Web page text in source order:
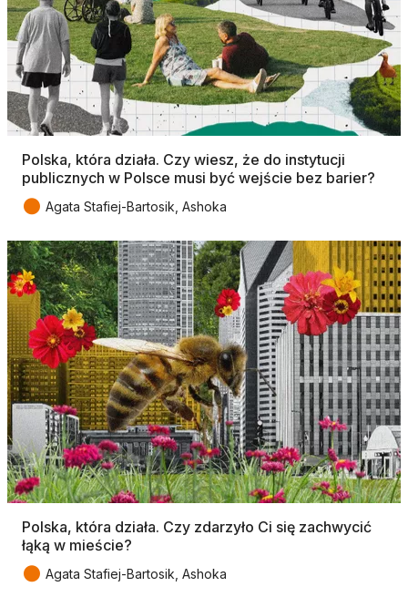
Polska, która działa. Czy wiesz, że do instytucji
publicznych w Polsce musi być wejście bez barier?
● Agata Stafiej-Bartosik, Ashoka
Polska, która działa. Czy zdarzyło Ci się zachwycić
łąką w mieście?
● Agata Stafiej-Bartosik, Ashoka